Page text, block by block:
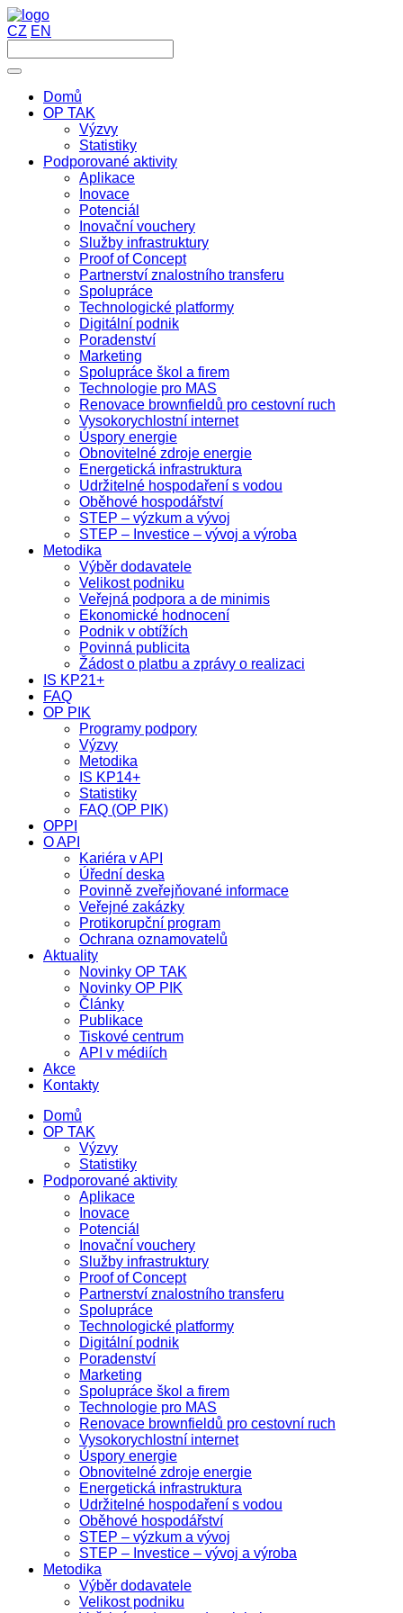
CZ EN
Domů
OP TAK
Výzvy
Statistiky
Podporované aktivity
Aplikace
Inovace
Potenciál
Inovační vouchery
Služby infrastruktury
Proof of Concept
Partnerství znalostního transferu
Spolupráce
Technologické platformy
Digitální podnik
Poradenství
Marketing
Spolupráce škol a firem
Technologie pro MAS
Renovace brownfieldů pro cestovní ruch
Vysokorychlostní internet
Úspory energie
Obnovitelné zdroje energie
Energetická infrastruktura
Udržitelné hospodaření s vodou
Oběhové hospodářství
STEP – výzkum a vývoj
STEP – Investice – vývoj a výroba
Metodika
Výběr dodavatele
Velikost podniku
Veřejná podpora a de minimis
Ekonomické hodnocení
Podnik v obtížích
Povinná publicita
Žádost o platbu a zprávy o realizaci
IS KP21+
FAQ
OP PIK
Programy podpory
Výzvy
Metodika
IS KP14+
Statistiky
FAQ (OP PIK)
OPPI
O API
Kariéra v API
Úřední deska
Povinně zveřejňované informace
Veřejné zakázky
Protikorupční program
Ochrana oznamovatelů
Aktuality
Novinky OP TAK
Novinky OP PIK
Články
Publikace
Tiskové centrum
API v médiích
Akce
Kontakty
Domů
OP TAK
Výzvy
Statistiky
Podporované aktivity
Aplikace
Inovace
Potenciál
Inovační vouchery
Služby infrastruktury
Proof of Concept
Partnerství znalostního transferu
Spolupráce
Technologické platformy
Digitální podnik
Poradenství
Marketing
Spolupráce škol a firem
Technologie pro MAS
Renovace brownfieldů pro cestovní ruch
Vysokorychlostní internet
Úspory energie
Obnovitelné zdroje energie
Energetická infrastruktura
Udržitelné hospodaření s vodou
Oběhové hospodářství
STEP – výzkum a vývoj
STEP – Investice – vývoj a výroba
Metodika
Výběr dodavatele
Velikost podniku